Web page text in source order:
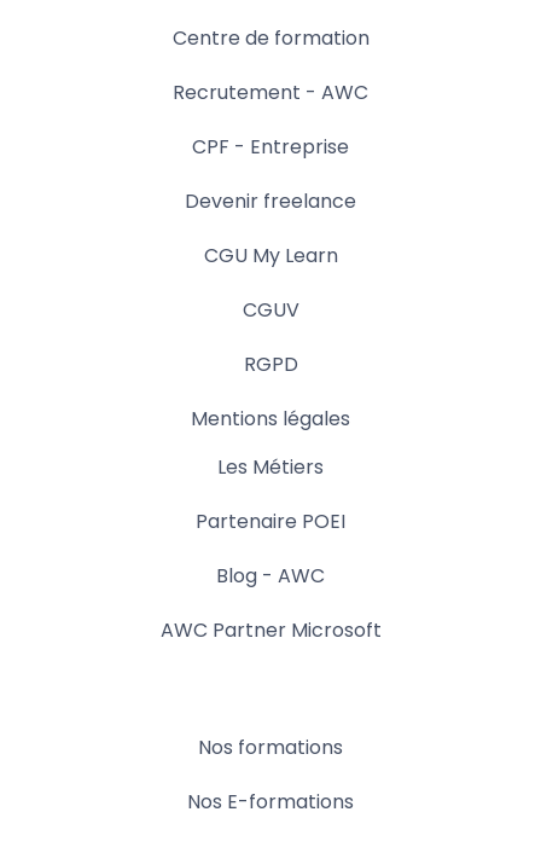
Centre de formation
Recrutement - AWC
CPF - Entreprise
Devenir freelance
CGU My Learn
CGUV
RGPD
Mentions légales
Les Métiers
Partenaire POEI
Blog - AWC
AWC Partner Microsoft
Nos formations
Nos E-formations